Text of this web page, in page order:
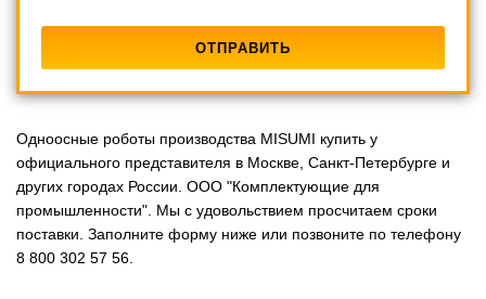
Одноосные роботы производства MISUMI купить у
официального представителя в Москве, Санкт-Петербурге и
других городах России. ООО "Комплектующие для
промышленности". Мы с удовольствием просчитаем сроки
поставки. Заполните форму ниже или позвоните по телефону
8 800 302 57 56.